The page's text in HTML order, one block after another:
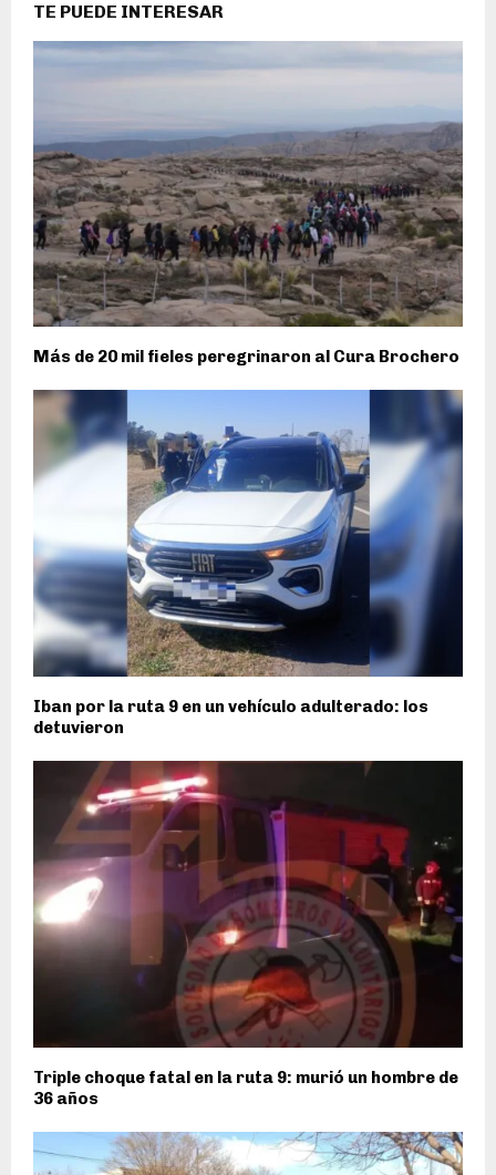
TE PUEDE INTERESAR
Más de 20 mil fieles peregrinaron al Cura Brochero
Iban por la ruta 9 en un vehículo adulterado: los
detuvieron
Triple choque fatal en la ruta 9: murió un hombre de
36 años